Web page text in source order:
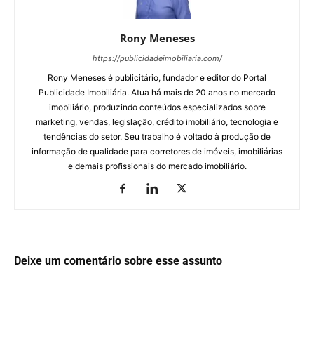
Rony Meneses
Rony Meneses é publicitário, fundador e editor do Portal
Publicidade Imobiliária. Atua há mais de 20 anos no mercado
imobiliário, produzindo conteúdos especializados sobre
marketing, vendas, legislação, crédito imobiliário, tecnologia e
tendências do setor. Seu trabalho é voltado à produção de
informação de qualidade para corretores de imóveis, imobiliárias
e demais profissionais do mercado imobiliário.